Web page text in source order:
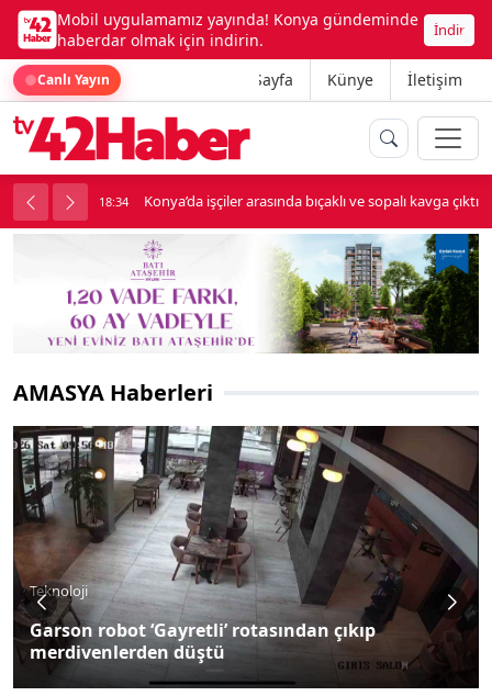
Mobil uygulamamız yayında! Konya gündeminde
haberdar olmak için indirin.
İndir
Canlı Yayın Ana Sayfa Künye İletişim
kavga çıktı 18:34 Lüks otomobille kar maskeli milyonluk soygun
AMASYA Haberleri
Haberde İnsan
Amasya’da 9 yaşındaki otizmli Asilhan, Kur’an-ı
Kerim okumayı öğrendi